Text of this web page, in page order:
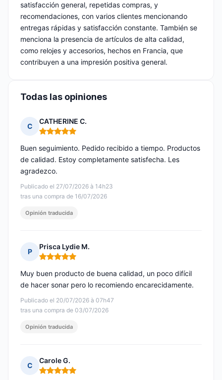
satisfacción general, repetidas compras, y
recomendaciones, con varios clientes mencionando
entregas rápidas y satisfacción constante. También se
menciona la presencia de artículos de alta calidad,
como relojes y accesorios, hechos en Francia, que
contribuyen a una impresión positiva general.
Todas las opiniones
C
CATHERINE C.
Nota: 5 de 5
Publicado el 27/07/2026 à 14h23
tras una compra de 16/07/2026
Buen seguimiento. Pedido recibido a tiempo. Productos
de calidad. Estoy completamente satisfecha. Les
agradezco.
Opinión traducida
P
Prisca Lydie M.
Nota: 5 de 5
Publicado el 20/07/2026 à 07h47
tras una compra de 03/07/2026
Muy buen producto de buena calidad, un poco difícil
de hacer sonar pero lo recomiendo encarecidamente.
Opinión traducida
C
Carole G.
Nota: 5 de 5